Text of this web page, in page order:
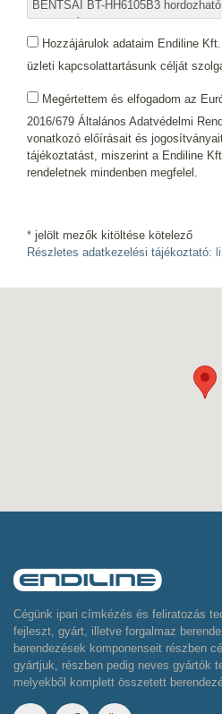
Hozzájárulok adataim Endiline
üzleti kapcsolattartásunk célját
Megértettem és elfogadom az
2016/679 Általános Adatvédelmi
vonatkozó előírásait és
tájékoztatást, miszerint a Endiline
rendeletnek mindenben megfelel.
* jelölt mezők kitöltése kötelező
Részletes adatkezelési tájékoztató:
Cégünk ipari címkézés és feliratozás
fejleszt, gyárt, illetve forgalmaz
berendezések komponenseit részben
gyártjuk, részben pedig neves gyártók
melyekből komplett összetett